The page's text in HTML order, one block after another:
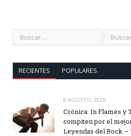
RECIENTES POPULARES
8 AGOSTO, 2026
Crónica: In Flames y
compiten por el
Leyendas del Rock –